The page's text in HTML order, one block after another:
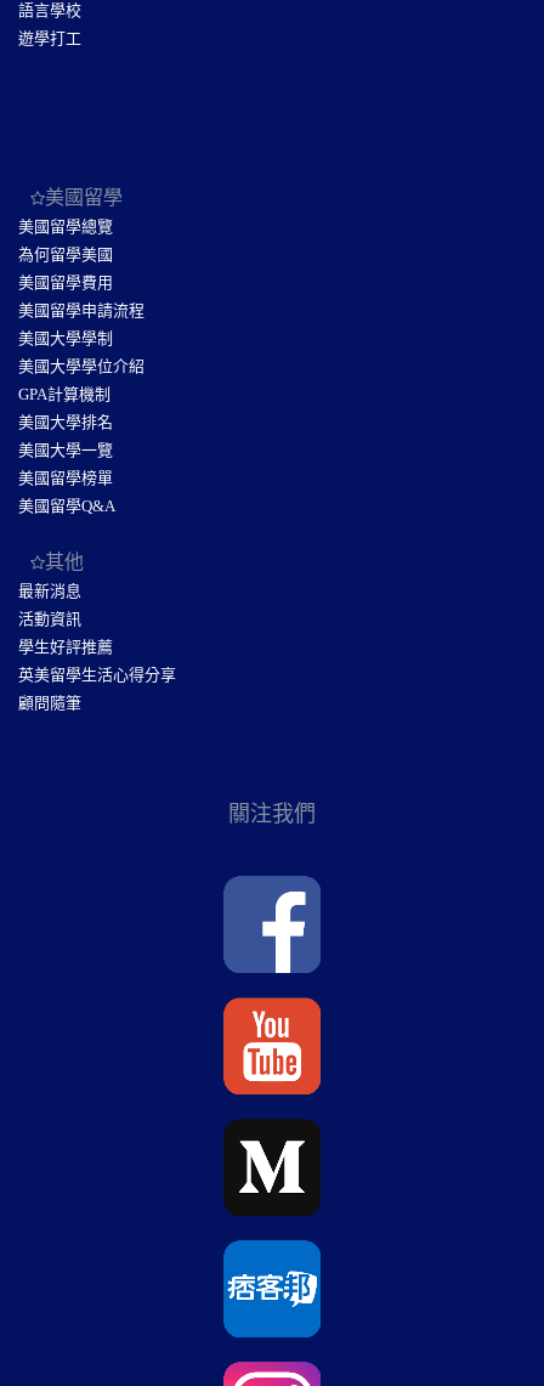
語言學校
遊學打工
美國留學
美國留學總覽
為何留學美國
美國留學費用
美國留學申請流程
美國大學學制
美國大學學位介紹
GPA計算機制
美國大學排名
美國大學一覽
美國留學榜單
美國留學Q&A
其他
最新消息
活動資訊
學生好評推薦
英美留學生活心得分享
顧問隨筆
關注我們